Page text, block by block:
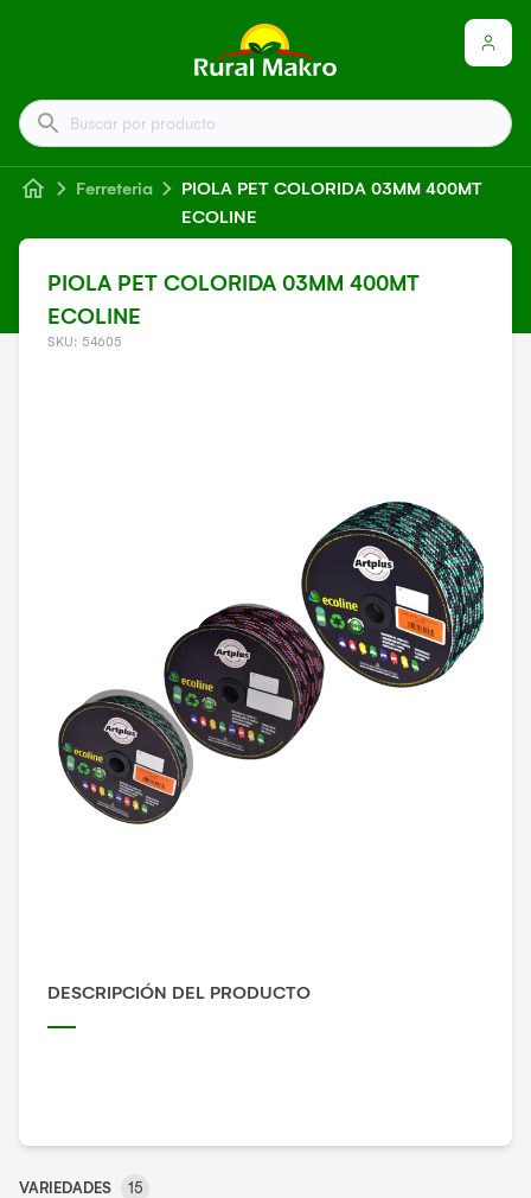
Buscar por producto
Ferreteria
PIOLA PET COLORIDA 03MM 400MT
ECOLINE
PIOLA PET COLORIDA 03MM 400MT
ECOLINE
SKU: 54605
DESCRIPCIÓN DEL PRODUCTO
VARIEDADES 15